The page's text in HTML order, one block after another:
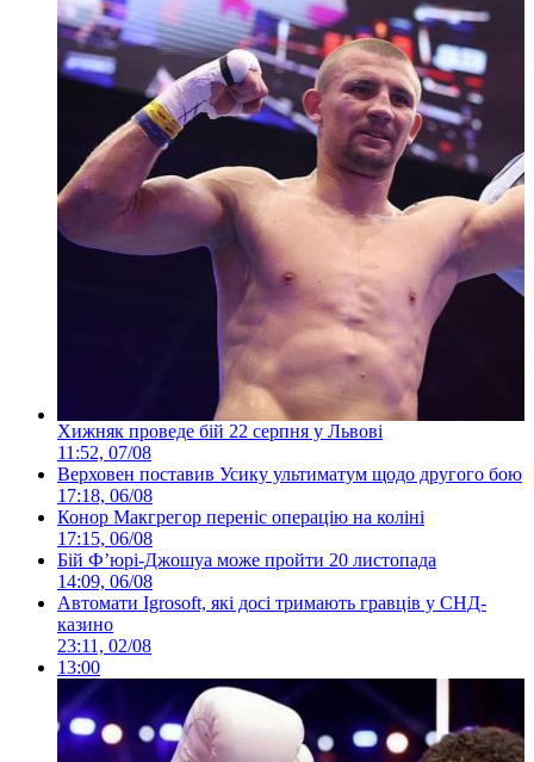
Хижняк проведе бій 22 серпня у Львові
11:52, 07/08
Верховен поставив Усику ультиматум щодо другого бою
17:18, 06/08
Конор Макгрегор переніс операцію на коліні
17:15, 06/08
Бій Ф’юрі-Джошуа може пройти 20 листопада
14:09, 06/08
Автомати Igrosoft, які досі тримають гравців у СНД-
казино
23:11, 02/08
13:00